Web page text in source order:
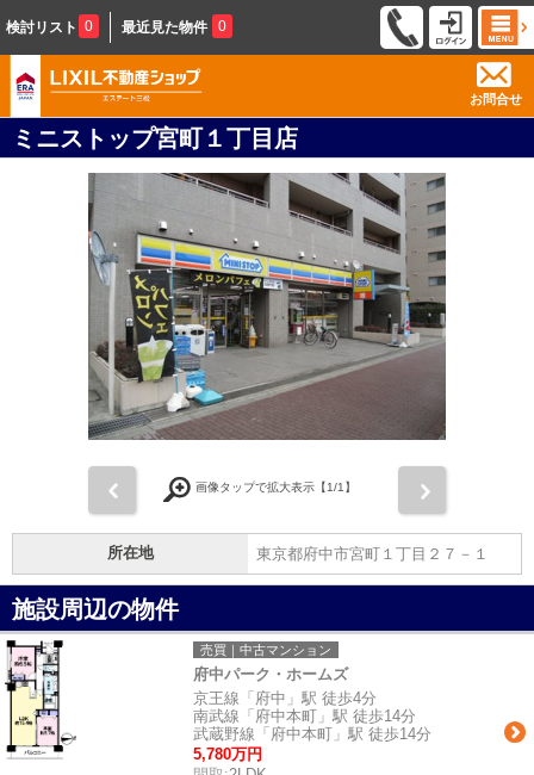
検討リスト 0 最近見た物件 0
お問合せ
ミニストップ宮町１丁目店
画像タップで拡大表示【1/1】
所在地 東京都府中市宮町１丁目２７－１
施設周辺の物件
売買｜中古マンション
府中パーク・ホームズ
京王線「府中」駅 徒歩4分
南武線「府中本町」駅 徒歩14分
武蔵野線「府中本町」駅 徒歩14分
5,780万円